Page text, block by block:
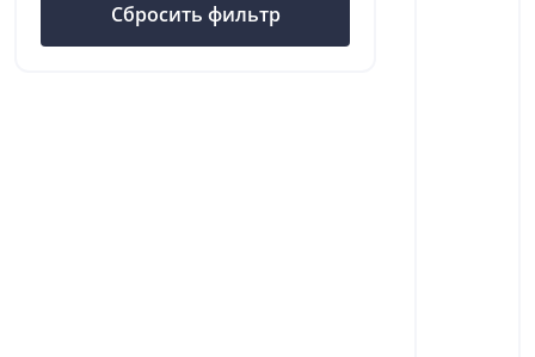
Сбросить фильтр